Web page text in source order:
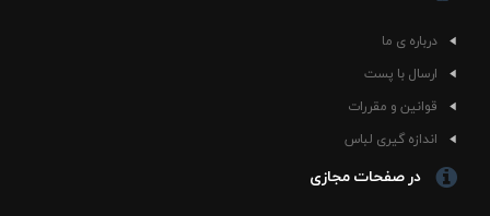
درباره ی ما
ارسال با پست
قوانین و مقررات
اندازه گیری لباس
در صفحات مجازی